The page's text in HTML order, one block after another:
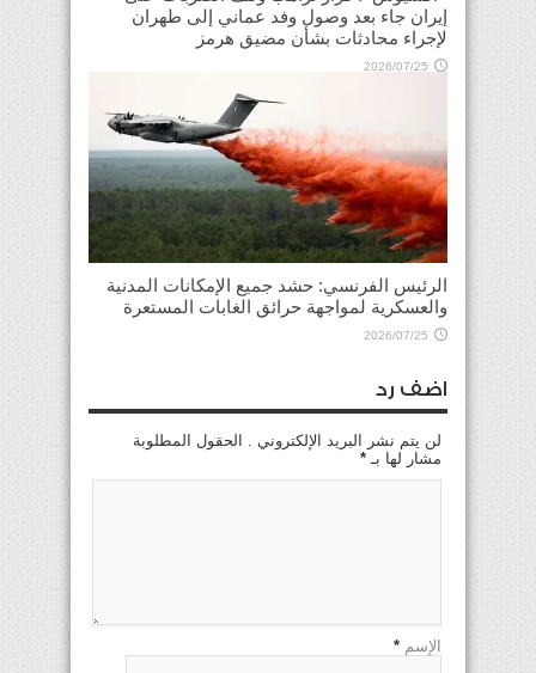
إيران جاء بعد وصول وفد عماني إلى طهران
لإجراء محادثات بشأن مضيق هرمز
2026/07/25
الرئيس الفرنسي: حشد جميع الإمكانات المدنية
والعسكرية لمواجهة حرائق الغابات المستعرة
2026/07/25
اضف رد
لن يتم نشر البريد الإلكتروني . الحقول المطلوبة
مشار لها بـ *
الإسم *